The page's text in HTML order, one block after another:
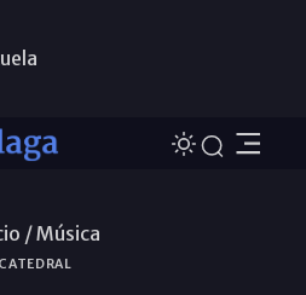
/Música
CATEDRAL